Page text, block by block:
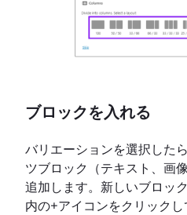
ブロックを入れる
バリエーションを選択した
ツブロック（テキスト、画
追加します。新しいブロッ
内の+アイコンをクリックし